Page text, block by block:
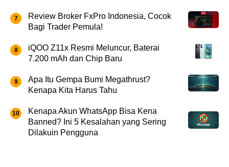
Review Broker FxPro Indonesia, Cocok
Bagi Trader Pemula!
iQOO Z11x Resmi Meluncur, Baterai
7.200 mAh dan Chip Baru
Apa Itu Gempa Bumi Megathrust?
Kenapa Kita Harus Tahu
Kenapa Akun WhatsApp Bisa Kena
Banned? Ini 5 Kesalahan yang Sering
Dilakuin Pengguna